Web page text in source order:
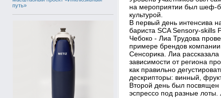
путь»
на мероприятии был шеф-
культурой.
В первый день интенсива
бариста SCA Sensory-skills
Чебоко - Лиа Трудова
примере брендов
Сенсорика. Лиа
зависимости от региона
как правильно
дескрипторы: винный,
Второй день был
эспрессо под разные лоты.